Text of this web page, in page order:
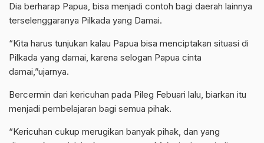
Dia berharap Papua, bisa menjadi contoh bagi daerah lainnya
terselenggaranya Pilkada yang Damai.
“Kita harus tunjukan kalau Papua bisa menciptakan situasi di
Pilkada yang damai, karena selogan Papua cinta
damai,”ujarnya.
Bercermin dari kericuhan pada Pileg Febuari lalu, biarkan itu
menjadi pembelajaran bagi semua pihak.
“Kericuhan cukup merugikan banyak pihak, dan yang